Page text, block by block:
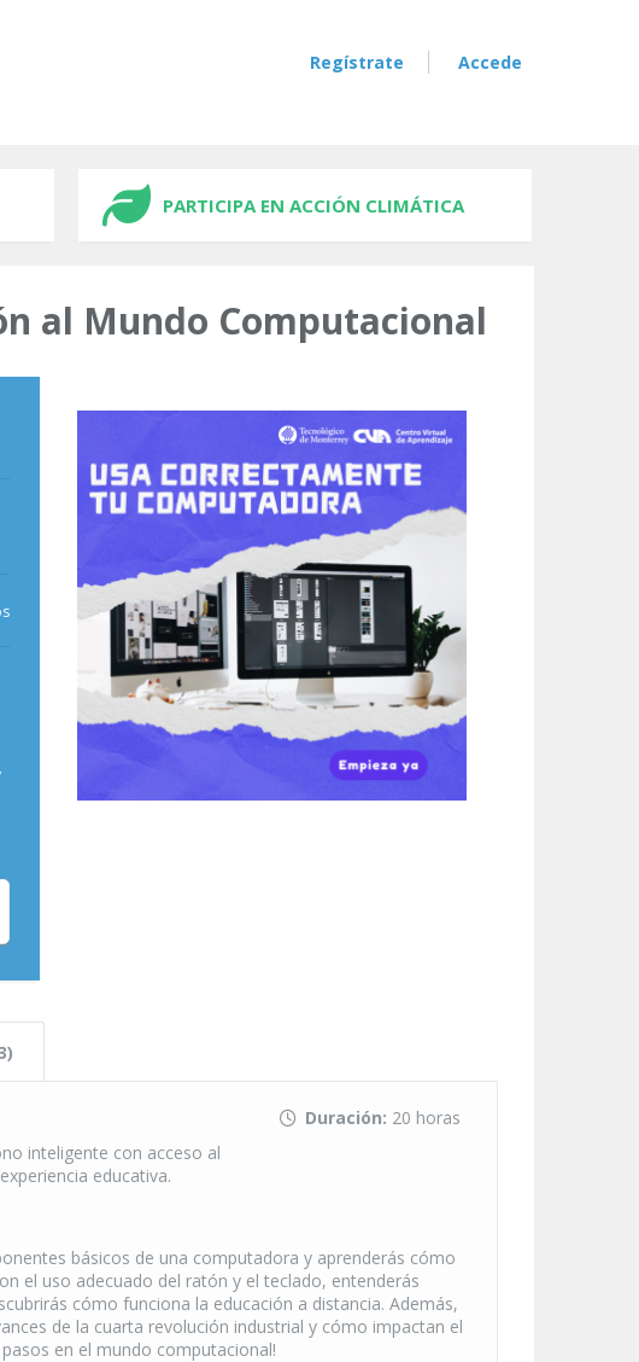
Regístrate Accede
PARTICIPA EN ACCIÓN CLIMÁTICA
al Mundo Computacional
Duración: 20 horas
inteligente con acceso al
educativa.
básicos de una computadora y aprenderás cómo
el uso adecuado del ratón y el teclado, entenderás
cómo funciona la educación a distancia. Además,
de la cuarta revolución industrial y cómo impactan el
en el mundo computacional!